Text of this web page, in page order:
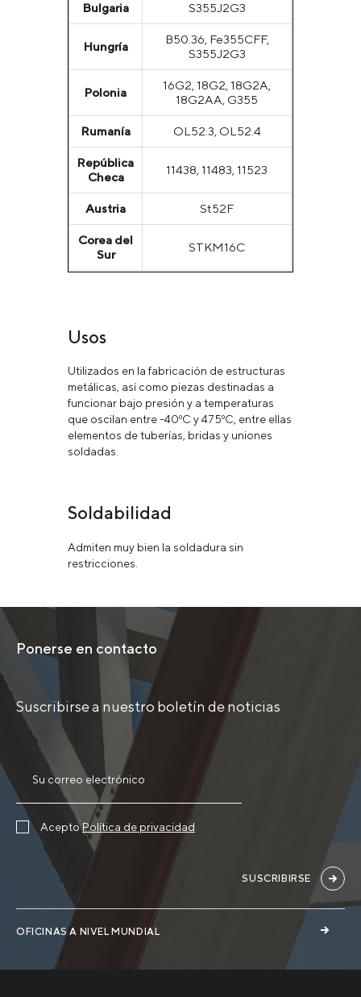
Bulgaria S355J2G3
Hungría
B50.36, Fe355CFF,
S355J2G3
Polonia
16G2, 18G2, 18G2A,
18G2AA, G355
Rumanía OL52.3, OL52.4
República
Checa
11438, 11483, 11523
Austria St52F
Corea del
Sur
STKM16C
Usos
Utilizados en la fabricación de estructuras
metálicas, así como piezas destinadas a
funcionar bajo presión y a temperaturas
que oscilan entre -40ºС y 475ºС, entre ellas
elementos de tuberías, bridas y uniones
soldadas.
Soldabilidad
Admiten muy bien la soldadura sin
restricciones.
Ponerse en contacto
Suscribirse a nuestro boletín de noticias
OFICINAS A NIVEL MUNDIAL
AceptoPolítica de privacidad
SUSCRIBIRSE